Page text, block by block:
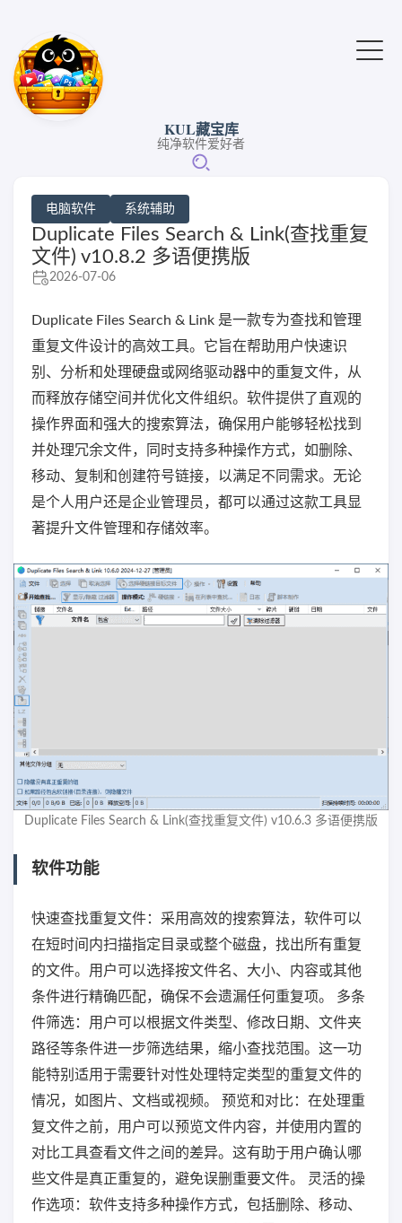
KUL藏宝库
纯净软件爱好者
电脑软件 系统辅助
Duplicate Files Search & Link(查找重复
文件) v10.8.2 多语便携版
2026-07-06
Duplicate Files Search & Link 是一款专为查找和管理
重复文件设计的高效工具。它旨在帮助用户快速识
别、分析和处理硬盘或网络驱动器中的重复文件，从
而释放存储空间并优化文件组织。软件提供了直观的
操作界面和强大的搜索算法，确保用户能够轻松找到
并处理冗余文件，同时支持多种操作方式，如删除、
移动、复制和创建符号链接，以满足不同需求。无论
是个人用户还是企业管理员，都可以通过这款工具显
著提升文件管理和存储效率。
Duplicate Files Search & Link(查找重复文件) v10.6.3 多语便携版
软件功能
快速查找重复文件：采用高效的搜索算法，软件可以
在短时间内扫描指定目录或整个磁盘，找出所有重复
的文件。用户可以选择按文件名、大小、内容或其他
条件进行精确匹配，确保不会遗漏任何重复项。 多条
件筛选：用户可以根据文件类型、修改日期、文件夹
路径等条件进一步筛选结果，缩小查找范围。这一功
能特别适用于需要针对性处理特定类型的重复文件的
情况，如图片、文档或视频。 预览和对比：在处理重
复文件之前，用户可以预览文件内容，并使用内置的
对比工具查看文件之间的差异。这有助于用户确认哪
些文件是真正重复的，避免误删重要文件。 灵活的操
作选项：软件支持多种操作方式，包括删除、移动、